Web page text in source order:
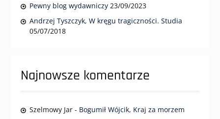
Pewny blog wydawniczy 23/09/2023
Andrzej Tyszczyk, W kręgu tragiczności. Studia
05/07/2018
Najnowsze komentarze
Szelmowy Jar- Bogumił Wójcik, Kraj za morzem